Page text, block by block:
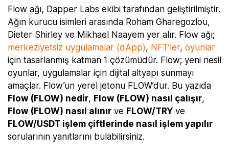
Flow ağı, Dapper Labs ekibi tarafından geliştirilmiştir.
Ağın kurucu isimleri arasında Roham Gharegozlou,
Dieter Shirley ve Mikhael Naayem yer alır. Flow ağı;
merkeziyetsiz uygulamalar (dApp), NFT’ler, oyunlar
için tasarlanmış katman 1 çözümüdür. Flow; yeni nesil
oyunlar, uygulamalar için dijital altyapı sunmayı
amaçlar. Flow’un yerel jetonu FLOW’dur. Bu yazıda
Flow (FLOW) nedir, Flow (FLOW) nasıl çalışır,
Flow (FLOW) nasıl alınır ve FLOW/TRY ve
FLOW/USDT işlem çiftlerinde nasıl işlem yapılır
sorularının yanıtlarını bulabilirsiniz.